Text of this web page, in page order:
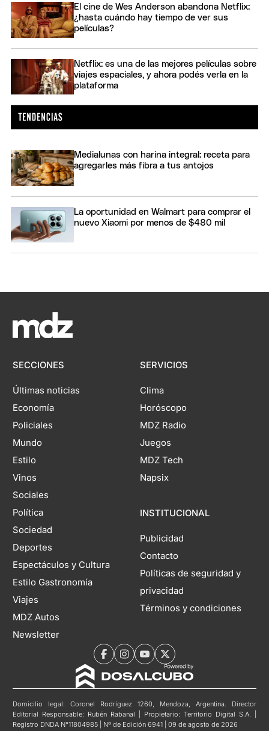
El cine de Wes Anderson abandona Netflix:
¿hasta cuándo hay tiempo de ver sus
películas?
Netflix: es una de las mejores películas sobre
viajes espaciales, y ahora podés verla en la
plataforma
Medialunas con harina integral: receta para
agregarles más fibra a tus antojos
La oportunidad en Walmart para comprar el
nuevo Xiaomi por menos de $480 mil
SECCIONES
Últimas noticias
Economía
Policiales
Mundo
Estilo
Vinos
Sociales
Política
Sociedad
Deportes
Espectáculos y Cultura
Estilo Gastronomía
Viajes
MDZ Autos
Newsletter
SERVICIOS
Clima
Horóscopo
MDZ Radio
Juegos
MDZ Tech
Napsix
INSTITUCIONAL
Publicidad
Contacto
Políticas de seguridad y
privacidad
Términos y condiciones
Domicilio legal: Coronel Rodríguez 1260, Mendoza, Argentina. Director
Editorial Responsable: Rubén Rabanal | Propietario: Territorio Digital S.A. |
Registro DNDA N°11804985 | Nº de Edición 6941 | 09 de agosto de 2026